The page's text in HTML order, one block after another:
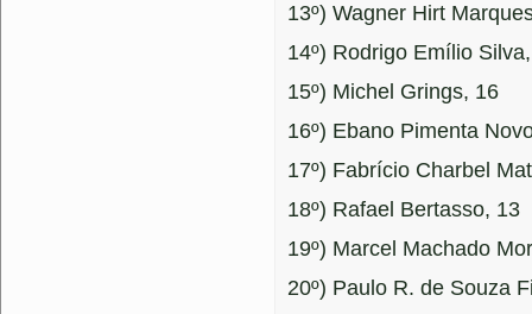
13º) Wagner Hirt
14º) Rodrigo Emílio
15º) Michel Grings, 16
16º) Ebano Pimenta
17º) Fabrício Charbel
18º) Rafael Bertasso, 13
19º) Marcel Machado
20º) Paulo R. de Souza